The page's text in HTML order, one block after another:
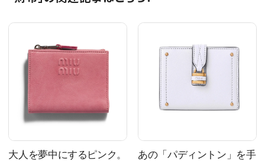
大人を夢中にするピンク。
あの「パディントン」を手